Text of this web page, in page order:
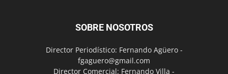
SOBRE NOSOTROS
Director Periodístico: Fernando Agüero -
fgaguero@gmail.com
Director Comercial: Fernando Villa -